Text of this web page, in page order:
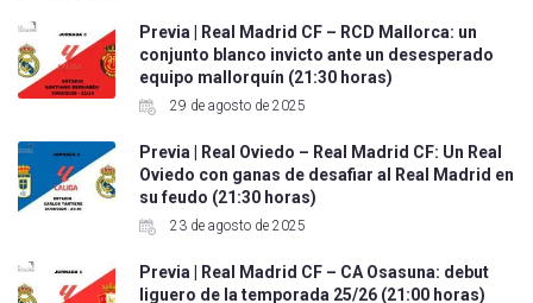
Previa | Real Madrid CF – RCD Mallorca: un
conjunto blanco invicto ante un desesperado
equipo mallorquín (21:30 horas)
29 de agosto de 2025
Previa | Real Oviedo – Real Madrid CF: Un Real
Oviedo con ganas de desafiar al Real Madrid en
su feudo (21:30 horas)
23 de agosto de 2025
Previa | Real Madrid CF – CA Osasuna: debut
liguero de la temporada 25/26 (21:00 horas)